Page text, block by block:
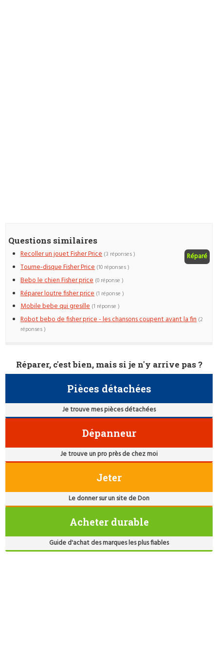
Questions similaires
Recoller un jouet Fisher Price Réparé
(3 réponses )
Tourne-disque Fisher Price (10 réponses )
Bebo le chien Fisher price (0 réponse )
Réparer loutre fisher price (1 réponse )
Mobile bebe qui gresille (1 réponse )
Robot bebo de fisher price - les chansons coupent avant la fin (2
réponses )
Réparer, c'est bien, mais si je n'y arrive pas ?
Pièces détachées
Je trouve mes pièces détachées
Dépanneur
Je trouve un pro près de chez moi
Jeter
Le donner sur un site de Don
Acheter durable
Guide d'achat des marques les plus fiables